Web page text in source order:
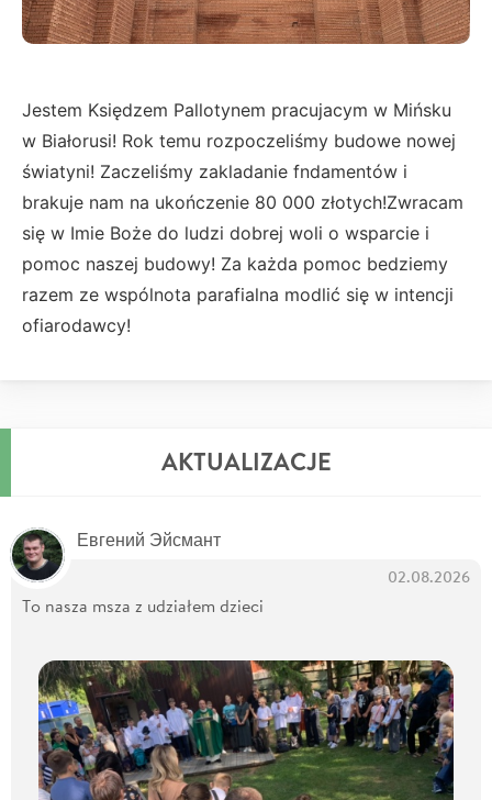
Jestem Księdzem Pallotynem pracujacym w Mińsku
w Białorusi! Rok temu rozpoczeliśmy budowe nowej
światyni! Zaczeliśmy zakladanie fndamentów i
brakuje nam na ukończenie 80 000 złotych!Zwracam
się w Imie Boże do ludzi dobrej woli o wsparcie i
pomoc naszej budowy! Za każda pomoc bedziemy
razem ze wspólnota parafialna modlić się w intencji
ofiarodawcy!
AKTUALIZACJE
Евгений Эйсмант
02.08.2026
To nasza msza z udziałem dzieci